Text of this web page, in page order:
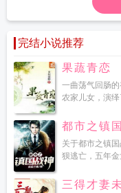
完结小说推荐
果蔬青恋
一曲荡气回肠
农家儿女，演
都市之镇
关于都市之镇
狈逃亡，五年
三得才妻